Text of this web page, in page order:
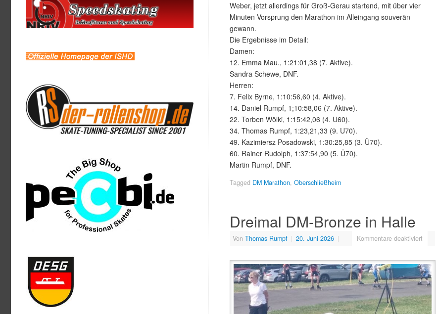
Weber, jetzt allerdings für Groß-Gerau startend, mit über vier
Minuten Vorsprung den Marathon im Alleingang souverän
gewann.
Die Ergebnisse im Detail:
Damen:
12. Emma Mau., 1:21:01,38 (7. Aktive).
Sandra Schewe, DNF.
Herren:
7. Felix Byrne, 1:10:56,60 (4. Aktive).
14. Daniel Rumpf, 1;10:58,06 (7. Aktive).
22. Torben Wölki, 1:15:42,06 (4. U60).
34. Thomas Rumpf, 1:23,21,33 (9. U70).
49. Kazimiersz Posadowski, 1:30:25,85 (3. Ü70).
60. Rainer Rudolph, 1:37:54,90 (5. Ü70).
Martin Rumpf, DNF.
Tagged DM Marathon, Oberschließheim
Dreimal DM-Bronze in Halle
Von Thomas Rumpf | 20. Juni 2026 | Kommentare deaktiviert